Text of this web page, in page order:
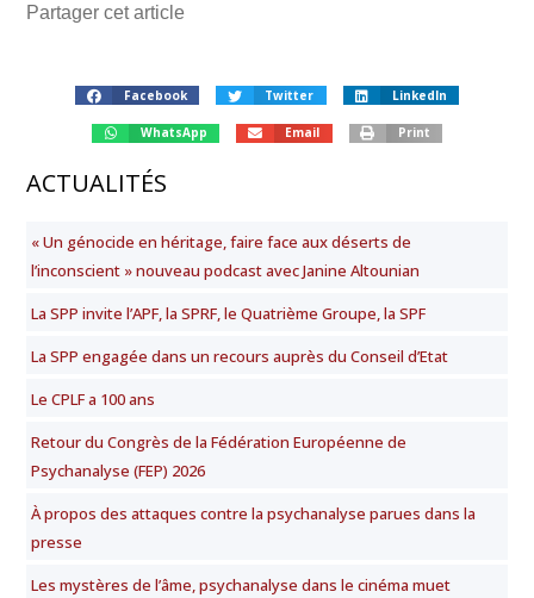
Partager cet article
Facebook Twitter LinkedIn
WhatsApp Email Print
ACTUALITÉS
« Un génocide en héritage, faire face aux déserts de
l’inconscient » nouveau podcast avec Janine Altounian
La SPP invite l’APF, la SPRF, le Quatrième Groupe, la SPF
La SPP engagée dans un recours auprès du Conseil d’Etat
Le CPLF a 100 ans
Retour du Congrès de la Fédération Européenne de
Psychanalyse (FEP) 2026
À propos des attaques contre la psychanalyse parues dans la
presse
Les mystères de l’âme, psychanalyse dans le cinéma muet